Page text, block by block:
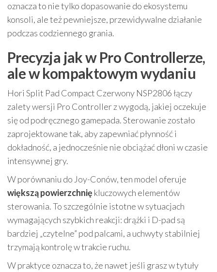
oznacza to nie tylko dopasowanie do ekosystemu
konsoli, ale też pewniejsze, przewidywalne działanie
podczas codziennego grania.
Precyzja jak w Pro Controllerze,
ale w kompaktowym wydaniu
Hori Split Pad Compact Czerwony NSP2806 łączy
zalety wersji Pro Controller z wygodą, jakiej oczekuje
się od podręcznego gamepada. Sterowanie zostało
zaprojektowane tak, aby zapewniać płynność i
dokładność, a jednocześnie nie obciążać dłoni w czasie
intensywnej gry.
W porównaniu do Joy-Conów, ten model oferuje
większą powierzchnię kluczowych elementów
sterowania. To szczególnie istotne w sytuacjach
wymagających szybkich reakcji: drążki i D-pad są
bardziej „czytelne” pod palcami, a uchwyty stabilniej
trzymają kontrolę w trakcie ruchu.
W praktyce oznacza to, że nawet jeśli grasz w tytuły